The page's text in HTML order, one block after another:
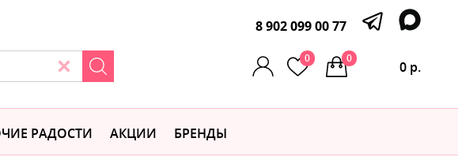
8 902 099 00 77
0
0 р.
0
РАДОСТИ АКЦИИ БРЕНДЫ